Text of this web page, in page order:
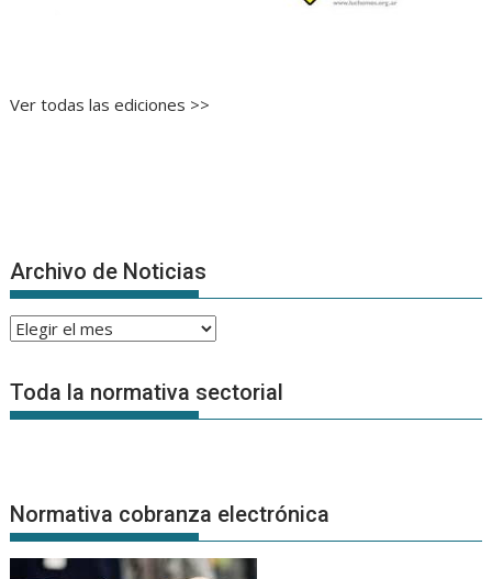
Ver todas las ediciones >>
Archivo de Noticias
Archivo
Noticias
Toda la normativa sectorial
Normativa cobranza electrónica